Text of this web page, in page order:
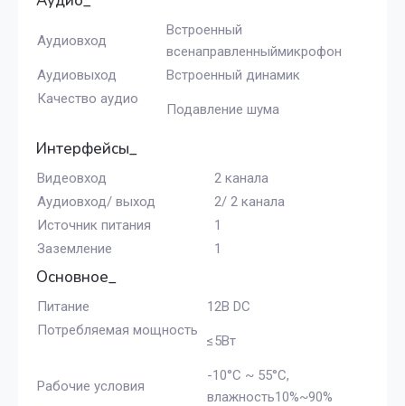
Аудиовход
Встроенный
всенаправленныймикрофон
Аудиовыход
Встроенный динамик
Качество аудио
Подавление шума
Интерфейсы_
Видеовход
2 канала
Аудиовход/ выход
2/ 2 канала
Источник питания
1
Заземление
1
Основное_
Питание
12В DC
Потребляемая мощность
≤5Вт
Рабочие условия
-10°C ~ 55°C,
влажность10%~90%